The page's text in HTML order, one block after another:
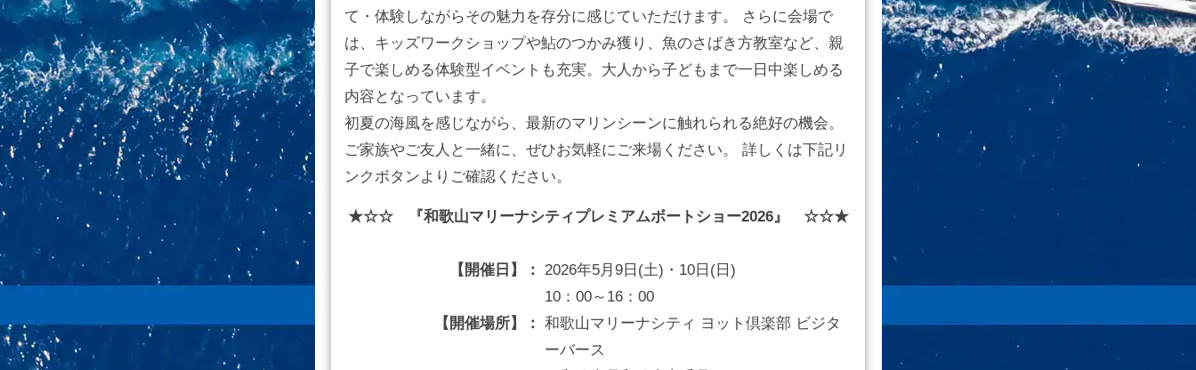
て・体験しながらその魅力を存分に感じていただけます。 さらに会場で
は、キッズワークショップや鮎のつかみ獲り、魚のさばき方教室など、親
子で楽しめる体験型イベントも充実。大人から子どもまで一日中楽しめる
内容となっています。
初夏の海風を感じながら、最新のマリンシーンに触れられる絶好の機会。
ご家族やご友人と一緒に、ぜひお気軽にご来場ください。 詳しくは下記リ
ンクボタンよりご確認ください。
★☆☆ 『和歌山マリーナシティプレミアムボートショー2026』 ☆☆★
【開催日】： 2026年5月9日(土)・10日(日)
10：00～16：00
【開催場所】： 和歌山マリーナシティ ヨット倶楽部 ビジタ
ーバース